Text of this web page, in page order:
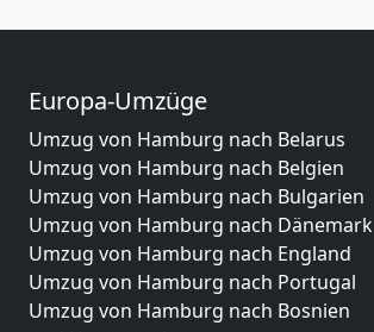
Europa-Umzüge
Umzug von Hamburg nach Belarus
Umzug von Hamburg nach Belgien
Umzug von Hamburg nach Bulgarien
Umzug von Hamburg nach Dänemark
Umzug von Hamburg nach England
Umzug von Hamburg nach Portugal
Umzug von Hamburg nach Bosnien